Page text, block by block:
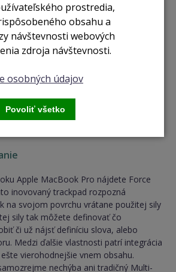
Apple MacBook Pro nájdete Force
inovovaný trackpad rozpozná
na svojom povrchu vrátane použitej sily
sily tak môžete definovať čo
či už nájsť definíciu slova, alebo
Medzi ďalšie vlastnosti patrí integrácia
vierohodnejšie vnem obsahu.
nechýba ani tradičný Multi-
prostredia,
obsahu a
návštevnosti webových
zdroja návštevnosti.
osobných údajov
Povoliť všetko